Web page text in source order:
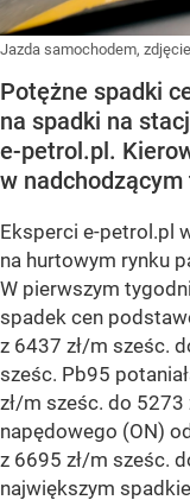
Jazda samochodem,
Potężne spadki
na spadki na
e-petrol.pl.
w nadchodzącym
Eksperci e-petrol.pl
na hurtowym rynku
W pierwszym
spadek cen
z 6437 zł/m sześc.
sześc. Pb95
zł/m sześc. do
napędowego (ON)
z 6695 zł/m sześc.
największym